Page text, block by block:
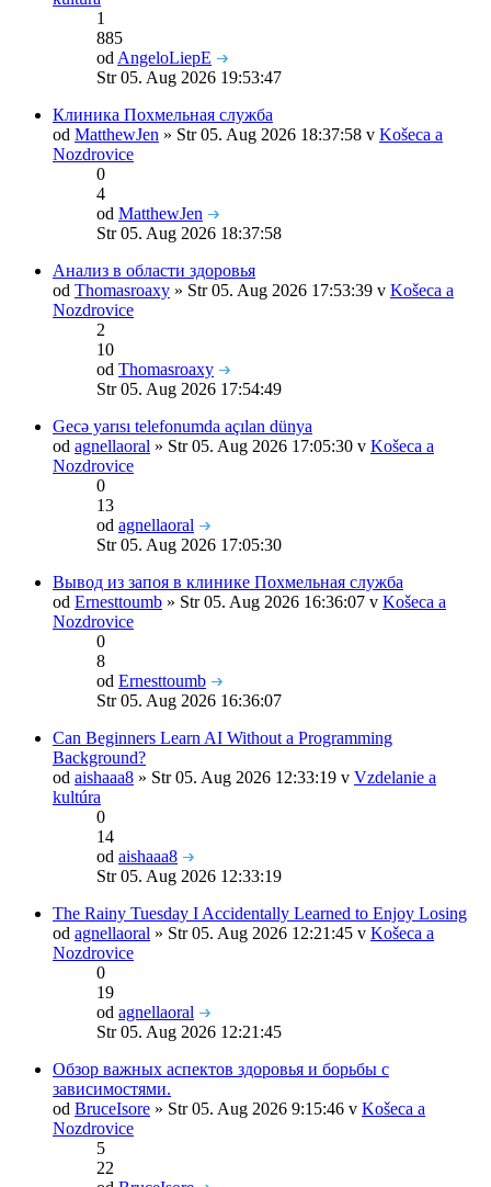
1
885
od AngeloLiepE
Str 05. Aug 2026 19:53:47
Клиника Похмельная служба
od MatthewJen » Str 05. Aug 2026 18:37:58 v Košeca a
Nozdrovice
0
4
od MatthewJen
Str 05. Aug 2026 18:37:58
Анализ в области здоровья
od Thomasroaxy » Str 05. Aug 2026 17:53:39 v Košeca a
Nozdrovice
2
10
od Thomasroaxy
Str 05. Aug 2026 17:54:49
Gecə yarısı telefonumda açılan dünya
od agnellaoral » Str 05. Aug 2026 17:05:30 v Košeca a
Nozdrovice
0
13
od agnellaoral
Str 05. Aug 2026 17:05:30
Вывод из запоя в клинике Похмельная служба
od Ernesttoumb » Str 05. Aug 2026 16:36:07 v Košeca a
Nozdrovice
0
8
od Ernesttoumb
Str 05. Aug 2026 16:36:07
Can Beginners Learn AI Without a Programming
Background?
od aishaaa8 » Str 05. Aug 2026 12:33:19 v Vzdelanie a
kultúra
0
14
od aishaaa8
Str 05. Aug 2026 12:33:19
The Rainy Tuesday I Accidentally Learned to Enjoy Losing
od agnellaoral » Str 05. Aug 2026 12:21:45 v Košeca a
Nozdrovice
0
19
od agnellaoral
Str 05. Aug 2026 12:21:45
Обзор важных аспектов здоровья и борьбы с
зависимостями.
od BruceIsore » Str 05. Aug 2026 9:15:46 v Košeca a
Nozdrovice
5
22